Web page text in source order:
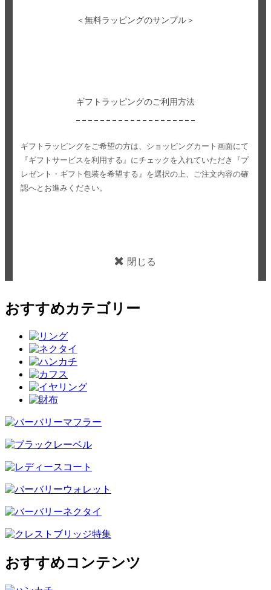
＜無料ラッピングのサンプル＞
ギフトラッピングのご利用方法
ギフトラッピングをご希望の方は、ショッピングカート画面にて
『ギフトサービスを利用する』にチェックを入れていただき
『プ
レゼント・ギフト包装を希望する』を選択の上、ご注文内容の確
認へとお進みください。
閉じる
おすすめカテゴリー
おすすめコンテンツ